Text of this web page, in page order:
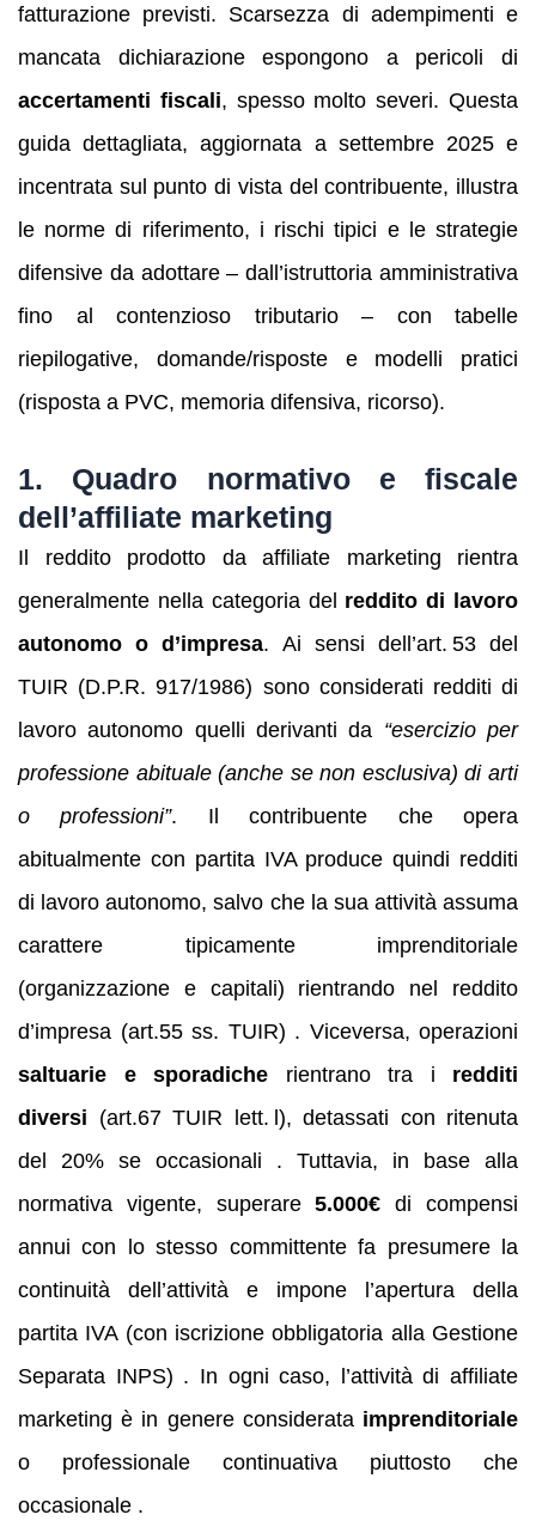
fatturazione previsti. Scarsezza di adempimenti e
mancata dichiarazione espongono a pericoli di
accertamenti fiscali, spesso molto severi. Questa
guida dettagliata, aggiornata a settembre 2025 e
incentrata sul punto di vista del contribuente, illustra
le norme di riferimento, i rischi tipici e le strategie
difensive da adottare – dall’istruttoria amministrativa
fino al contenzioso tributario – con tabelle
riepilogative, domande/risposte e modelli pratici
(risposta a PVC, memoria difensiva, ricorso).
1. Quadro normativo e fiscale
dell’affiliate marketing
Il reddito prodotto da affiliate marketing rientra
generalmente nella categoria del reddito di lavoro
autonomo o d’impresa. Ai sensi dell’art. 53 del
TUIR (D.P.R. 917/1986) sono considerati redditi di
lavoro autonomo quelli derivanti da “esercizio per
professione abituale (anche se non esclusiva) di arti
o professioni”. Il contribuente che opera
abitualmente con partita IVA produce quindi redditi
di lavoro autonomo, salvo che la sua attività assuma
carattere tipicamente imprenditoriale
(organizzazione e capitali) rientrando nel reddito
d’impresa (art.55 ss. TUIR) . Viceversa, operazioni
saltuarie e sporadiche rientrano tra i redditi
diversi (art.67 TUIR lett. l), detassati con ritenuta
del 20% se occasionali . Tuttavia, in base alla
normativa vigente, superare5.000€ di compensi
annui con lo stesso committente fa presumere la
continuità dell’attività e impone l’apertura della
partita IVA (con iscrizione obbligatoria alla Gestione
Separata INPS) . In ogni caso, l’attività di affiliate
marketing è in genere considerata imprenditoriale
o professionale continuativa piuttosto che
occasionale .